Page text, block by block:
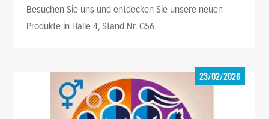
Besuchen Sie uns und entdecken Sie unsere neuen
Produkte in Halle 4, Stand Nr. G56
23/02/2026